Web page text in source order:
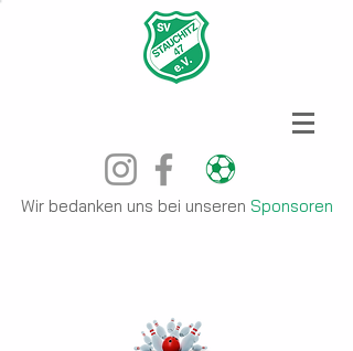
Wir bedanken uns bei unseren Sponsoren